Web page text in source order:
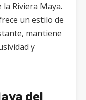
Riviera Maya.
un estilo de
mantiene
y
del